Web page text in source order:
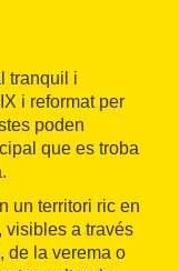
tranquil i
i reformat per
poden
que es troba
un territori ric en
visibles a través
de la verema o